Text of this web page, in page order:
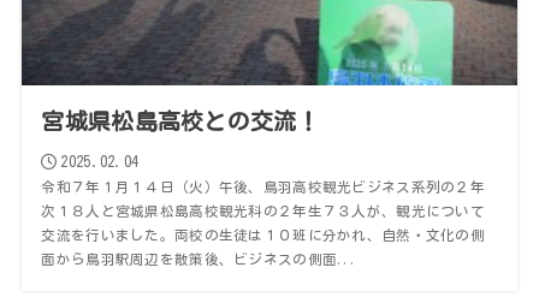
宮城県松島高校との交流！
2025.02.04
令和７年１月１４日（火）午後、鳥羽高校観光ビジネス系列の２年
次１８人と宮城県松島高校観光科の２年生７３人が、観光について
交流を行いました。両校の生徒は１０班に分かれ、自然・文化の側
面から鳥羽駅周辺を散策後、ビジネスの側面...